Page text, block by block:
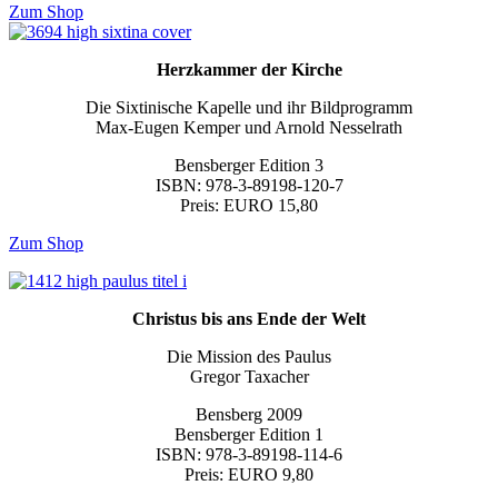
Zum Shop
Herzkammer der Kirche
Die Sixtinische Kapelle und ihr Bildprogramm
Max-Eugen Kemper und Arnold Nesselrath
Bensberger Edition 3
ISBN: 978-3-89198-120-7
Preis: EURO 15,80
Zum Shop
Christus bis ans Ende der Welt
Die Mission des Paulus
Gregor Taxacher
Bensberg 2009
Bensberger Edition 1
ISBN: 978-3-89198-114-6
Preis: EURO 9,80